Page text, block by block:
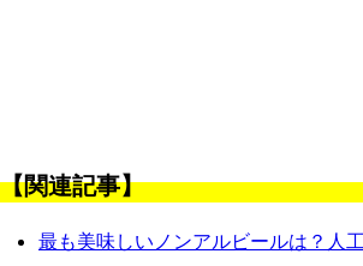
【関連記事】
最も美味しいノンアルビールは？人